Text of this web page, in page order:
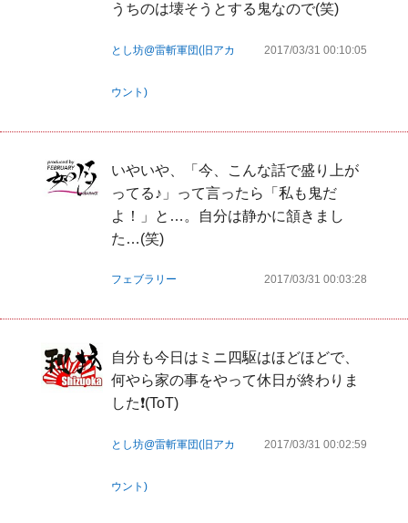
うちのは壊そうとする鬼なので(笑)
とし坊@雷斬軍団(旧アカ
ウント)
2017/03/31 00:10:05
いやいや、「今、こんな話で盛り上が
ってる♪」って言ったら「私も鬼だ
よ！」と…。自分は静かに頷きまし
た…(笑)
フェブラリー 2017/03/31 00:03:28
自分も今日はミニ四駆はほどほどで、
何やら家の事をやって休日が終わりま
した❗(ToT)
とし坊@雷斬軍団(旧アカ
ウント)
2017/03/31 00:02:59